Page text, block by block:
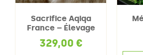
Sacrifice Aqiqa
France – Élevage
Traditionnel
329,00 €